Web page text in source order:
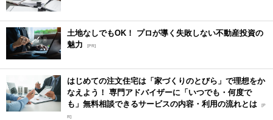
土地なしでもOK！ プロが導く失敗しない不動産投資の
魅力
[PR]
はじめての注文住宅は「家づくりのとびら」で理想をか
なえよう！ 専門アドバイザーに「いつでも・何度で
も」無料相談できるサービスの内容・利用の流れとは [P
R]